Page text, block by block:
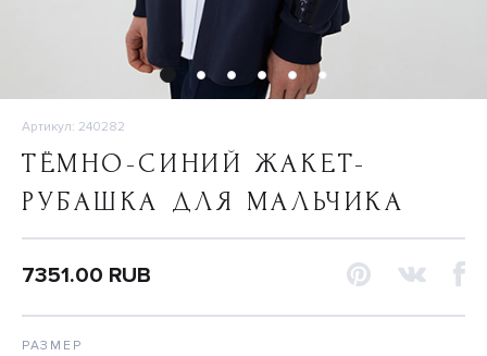
Артикул: 240282
ТЁМНО-СИНИЙ ЖАКЕТ-
РУБАШКА ДЛЯ МАЛЬЧИКА
7351.00 RUB
РАЗМЕР